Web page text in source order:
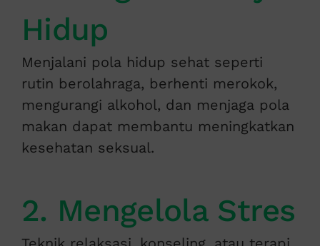
Hidup
Menjalani pola hidup sehat seperti
rutin berolahraga, berhenti merokok,
mengurangi alkohol, dan menjaga pola
makan dapat membantu meningkatkan
kesehatan seksual.
2. Mengelola Stres